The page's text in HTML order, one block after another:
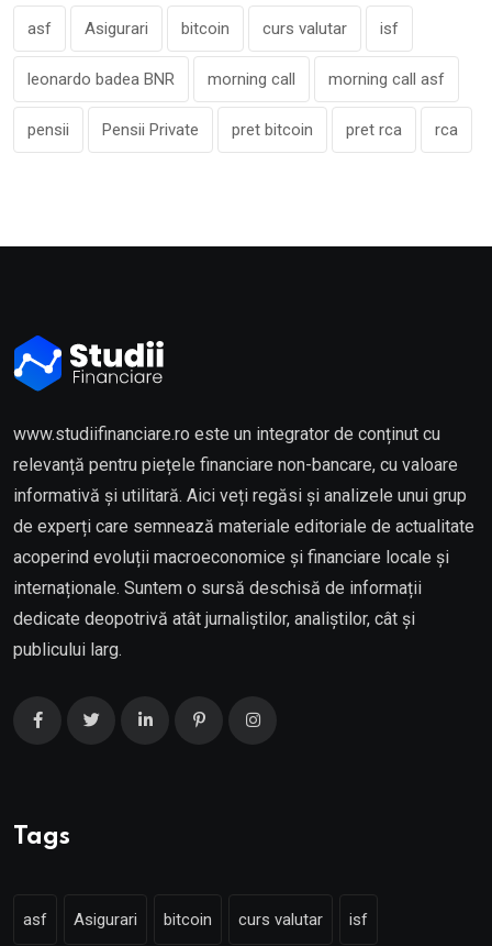
asf Asigurari bitcoin curs valutar isf
leonardo badea BNR morning call morning call asf
pensii Pensii Private pret bitcoin pret rca rca
www.studiifinanciare.ro este un integrator de conținut cu
relevanță pentru piețele financiare non-bancare, cu valoare
informativă și utilitară. Aici veți regăsi și analizele unui grup
de experți care semnează materiale editoriale de actualitate
acoperind evoluții macroeconomice și financiare locale și
internaționale. Suntem o sursă deschisă de informații
dedicate deopotrivă atât jurnaliștilor, analiștilor, cât și
publicului larg.
Tags
asf Asigurari bitcoin curs valutar isf